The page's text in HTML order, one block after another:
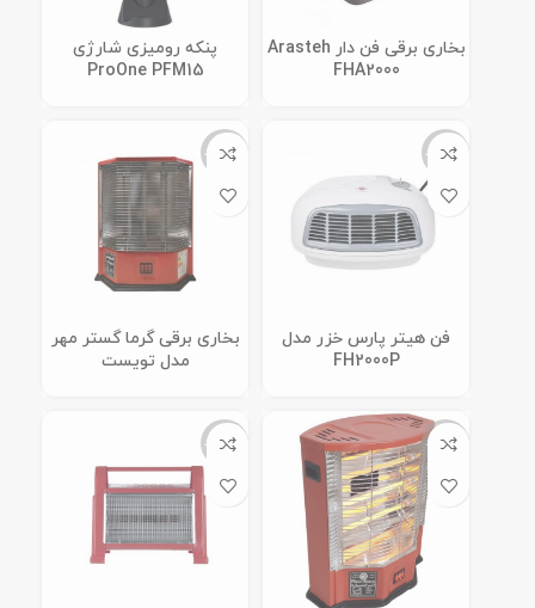
بخاری برقی فن دار Arasteh
FHA2000
پنکه رومیزی شارژی
ProOne PFM15
ناموجود
فن هیتر پارس خزر مدل
FH2000P
ناموجود
بخاری برقی گرما گستر مهر
مدل تویست
ناموجود ناموجود